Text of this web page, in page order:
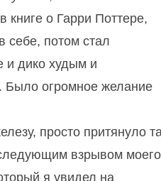
книге о Гарри Поттере,
потом стал
и дико худым и
Было огромное желание
просто притянуло
следующим взрывом моего
я увидел на